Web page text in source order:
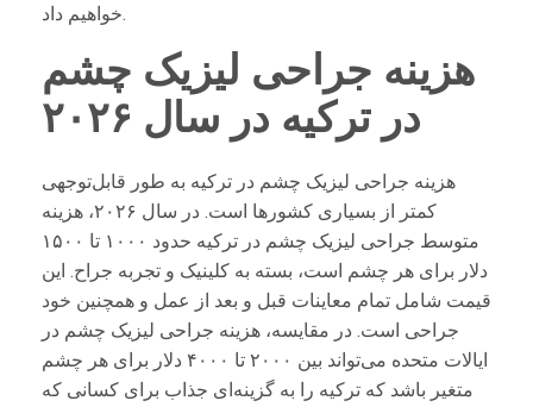
خواهیم داد.
هزینه جراحی لیزیک چشم
در ترکیه در سال ۲۰۲۶
هزینه جراحی لیزیک چشم در ترکیه به طور قابل‌توجهی
کمتر از بسیاری کشورها است. در سال ۲۰۲۶، هزینه
متوسط جراحی لیزیک چشم در ترکیه حدود ۱۰۰۰ تا ۱۵۰۰
دلار برای هر چشم است، بسته به کلینیک و تجربه جراح. این
قیمت شامل تمام معاینات قبل و بعد از عمل و همچنین خود
جراحی است. در مقایسه، هزینه جراحی لیزیک چشم در
ایالات متحده می‌تواند بین ۲۰۰۰ تا ۴۰۰۰ دلار برای هر چشم
متغیر باشد که ترکیه را به گزینه‌ای جذاب برای کسانی که